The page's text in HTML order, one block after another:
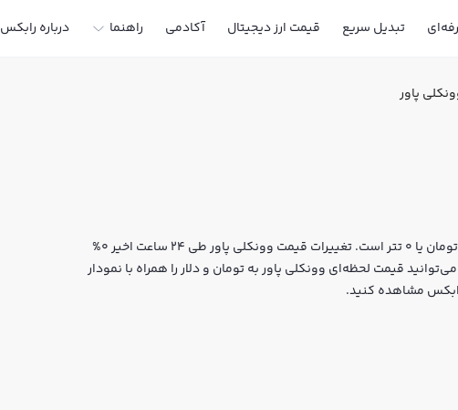
تبدیل سریع قیمت ارز دیجیتال آکادمی راهنما درباره رابکس
پاور
قیمت لحظه‌ای وونکلی پاور هم اکنون معادل 0 تومان یا 0 تتر است. تغییرات قیمت وونکلی پاور طی 24 ساعت اخیر 0%
قیمت لحظه‌ای وونکلی پاور به تومان و دلار را همراه با نمودار
رابکس مشاهده کنید.